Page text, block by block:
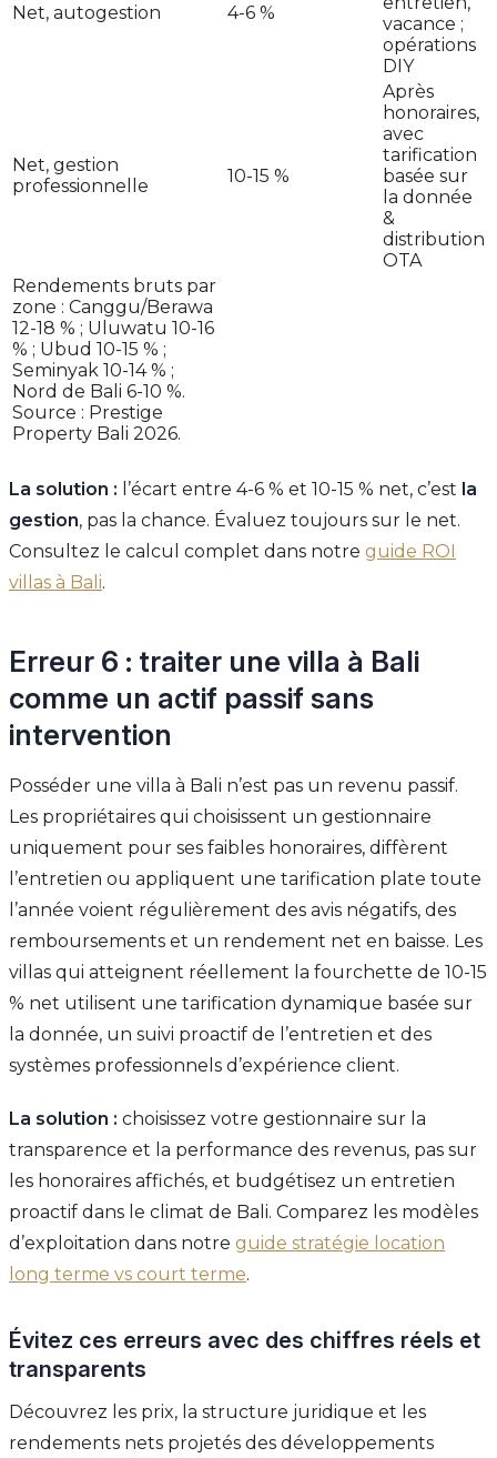
Net, autogestion 4-6 %
vacance ;
opérations
DIY
Net, gestion
professionnelle
10-15 %
Après
honoraires,
avec
tarification
basée sur
la donnée
&
distribution
OTA
Rendements bruts par
zone : Canggu/Berawa
12-18 % ; Uluwatu 10-16
% ; Ubud 10-15 % ;
Seminyak 10-14 % ;
Nord de Bali 6-10 %.
Source : Prestige
Property Bali 2026.
La solution : l’écart entre 4-6 % et 10-15 % net, c’est la
gestion, pas la chance. Évaluez toujours sur le net.
Consultez le calcul complet dans notre guide ROI
villas à Bali.
Erreur 6 : traiter une villa à Bali
comme un actif passif sans
intervention
Posséder une villa à Bali n’est pas un revenu passif.
Les propriétaires qui choisissent un gestionnaire
uniquement pour ses faibles honoraires, diffèrent
l’entretien ou appliquent une tarification plate toute
l’année voient régulièrement des avis négatifs, des
remboursements et un rendement net en baisse. Les
villas qui atteignent réellement la fourchette de 10-15
% net utilisent une tarification dynamique basée sur
la donnée, un suivi proactif de l’entretien et des
systèmes professionnels d’expérience client.
La solution : choisissez votre gestionnaire sur la
transparence et la performance des revenus, pas sur
les honoraires affichés, et budgétisez un entretien
proactif dans le climat de Bali. Comparez les modèles
d’exploitation dans notre guide stratégie location
long terme vs court terme.
Évitez ces erreurs avec des chiffres réels et
transparents
Découvrez les prix, la structure juridique et les
rendements nets projetés des développements